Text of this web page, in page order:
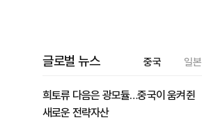
글로벌 뉴스 중국 일본
희토류 다음은 광모듈…중국이 움켜쥔
새로운 전략자산